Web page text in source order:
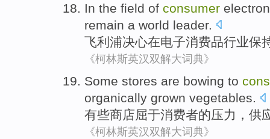
In the field of consumer
remain a world leader.
飞利浦决心在电子消费品行业保
《柯林斯英汉双解大词典》
Some stores are bowing to
organically grown vegetables.
有些商店屈于消费者的压力 ，供
《柯林斯英汉双解大词典》